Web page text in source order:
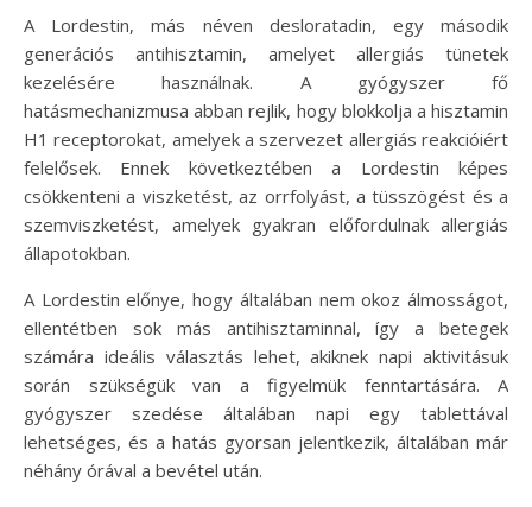
A Lordestin, más néven desloratadin, egy második
generációs antihisztamin, amelyet allergiás tünetek
kezelésére használnak. A gyógyszer fő
hatásmechanizmusa abban rejlik, hogy blokkolja a hisztamin
H1 receptorokat, amelyek a szervezet allergiás reakcióiért
felelősek. Ennek következtében a Lordestin képes
csökkenteni a viszketést, az orrfolyást, a tüsszögést és a
szemviszketést, amelyek gyakran előfordulnak allergiás
állapotokban.
A Lordestin előnye, hogy általában nem okoz álmosságot,
ellentétben sok más antihisztaminnal, így a betegek
számára ideális választás lehet, akiknek napi aktivitásuk
során szükségük van a figyelmük fenntartására. A
gyógyszer szedése általában napi egy tablettával
lehetséges, és a hatás gyorsan jelentkezik, általában már
néhány órával a bevétel után.